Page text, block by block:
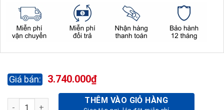
3.740.000₫
KÉT BẠC CAO CẤP PIONEER PI56KDT77K số lượng
THÊM VÀO GIỎ HÀNG